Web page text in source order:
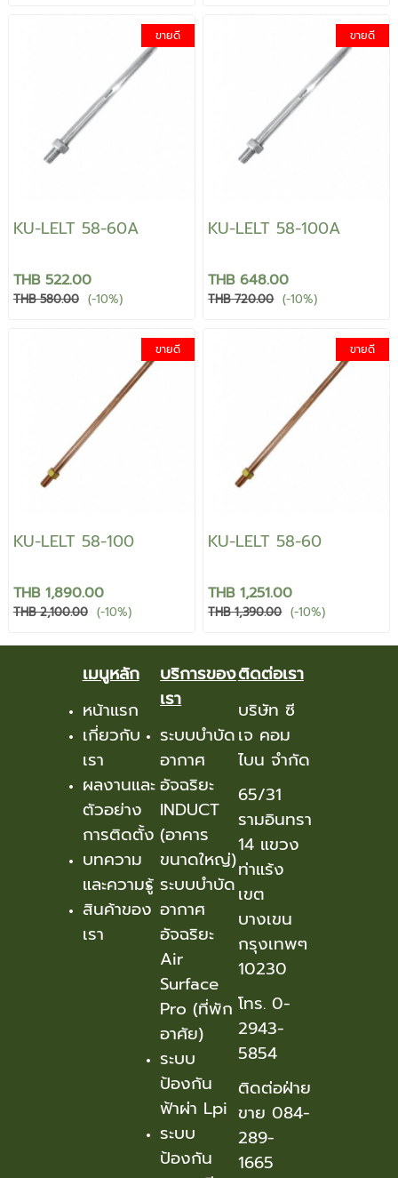
ขายดี
KU-LELT 58-60A
THB 522.00
THB 580.00 (-10%)
ขายดี
KU-LELT 58-100A
THB 648.00
THB 720.00 (-10%)
ขายดี
KU-LELT 58-100
THB 1,890.00
THB 2,100.00 (-10%)
ขายดี
KU-LELT 58-60
THB 1,251.00
THB 1,390.00 (-10%)
เมนูหลัก
หน้าแรก
เกี่ยวกับ
เรา
ผลงานและ
ตัวอย่าง
การติดตั้ง
บทความ
และความรู้
สินค้าของ
เรา
บริการของ
เรา
ระบบบำบัด
อากาศ
อัจฉริยะ
INDUCT
(อาคาร
ขนาดใหญ่)
ระบบบำบัด
อากาศ
อัจฉริยะ
Air
Surface
Pro (ที่พัก
อาศัย)
ระบบ
ป้องกัน
ฟ้าผ่า Lpi
ระบบ
ป้องกัน
ติดต่อเรา
บริษัท ซี
เจ คอม
ไบน จำกัด
65/31
รามอินทรา
14 แขวง
ท่าแร้ง
เขต
บางเขน
กรุงเทพๆ
10230
โทร. 0-
2943-
5854
ติดต่อฝ่าย
ขาย 084-
289-
1665